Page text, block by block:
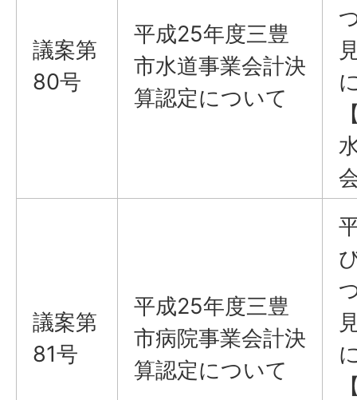
議案第
80号
平成25年度三豊
市水道事業会計決
算認定について
議案​​​​​​​第
81号
平成25年度三豊
市病院事業会計決
算認定について